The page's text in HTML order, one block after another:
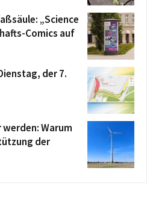
„Science
Comics auf
der 7.
Warum
der